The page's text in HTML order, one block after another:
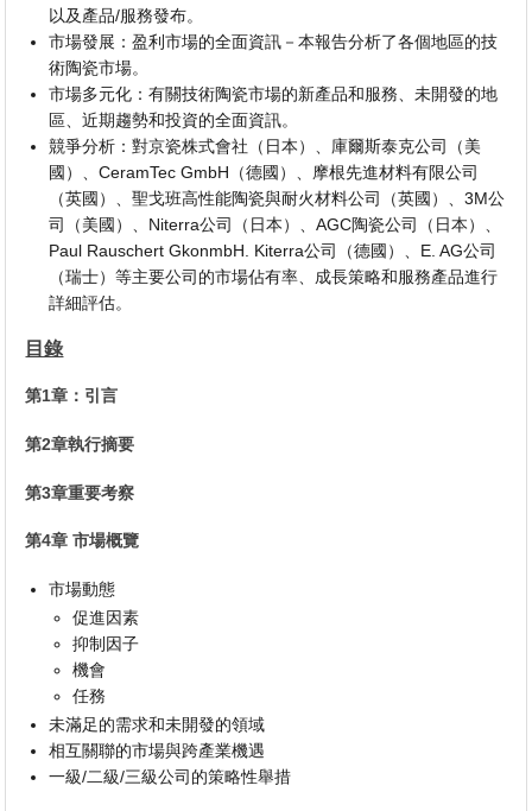
以及產品/服務發布。
市場發展：盈利市場的全面資訊－本報告分析了各個地區的技
術陶瓷市場。
市場多元化：有關技術陶瓷市場的新產品和服務、未開發的地
區、近期趨勢和投資的全面資訊。
競爭分析：對京瓷株式會社（日本）、庫爾斯泰克公司（美
國）、CeramTec GmbH（德國）、摩根先進材料有限公司
（英國）、聖戈班高性能陶瓷與耐火材料公司（英國）、3M公
司（美國）、Niterra公司（日本）、AGC陶瓷公司（日本）、
Paul Rauschert GkonmbH. Kiterra公司（德國）、E. AG公司
（瑞士）等主要公司的市場佔有率、成長策略和服務產品進行
詳細評估。
目錄
第1章：引言
第2章執行摘要
第3章重要考察
第4章 市場概覽
市場動態
促進因素
抑制因子
機會
任務
未滿足的需求和未開發的領域
相互關聯的市場與跨產業機遇
一級/二級/三級公司的策略性舉措